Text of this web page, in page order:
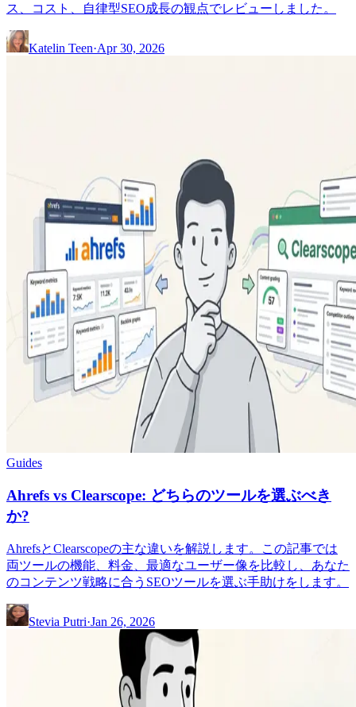
ス、コスト、自律型SEO成長の観点でレビューしました。
Katelin Teen·Apr 30, 2026
Guides
Ahrefs vs Clearscope: どちらのツールを選ぶべき
か?
AhrefsとClearscopeの主な違いを解説します。この記事では
両ツールの機能、料金、最適なユーザー像を比較し、あなた
のコンテンツ戦略に合うSEOツールを選ぶ手助けをします。
Stevia Putri·Jan 26, 2026